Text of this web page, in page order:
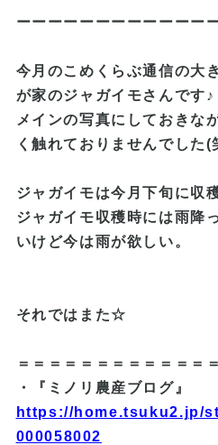
ーーーーーーーーーーーー
今月のこめくらぶ通信の大
が家のジャガイモさんです♪
メインの写真にしておきな
く触れておりませんでした(
ジャガイモは今月下旬に収
ジャガイモ収穫時には雨降
いけど今は雨が欲しい。
それではまた☆
＝＝＝＝＝＝＝＝＝＝＝＝
・『ミノリ農産ブログ』
https://home.tsuku2.jp/
000058002